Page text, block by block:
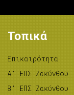
Τοπικά
Επικαιρότητα
A’ ΕΠΣ Ζακύνθου
B’ ΕΠΣ Ζακύνθου